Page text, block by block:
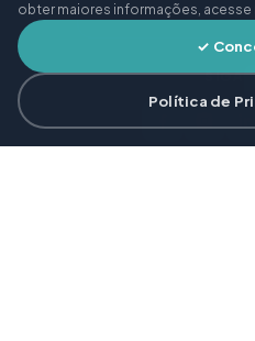
Gratuito ·
SIGA-
obter maiores informações, acesse
✓
Política de